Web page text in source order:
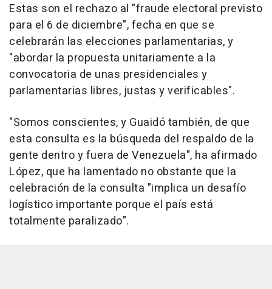
Estas son el rechazo al "fraude electoral previsto
para el 6 de diciembre", fecha en que se
celebrarán las elecciones parlamentarias, y
"abordar la propuesta unitariamente a la
convocatoria de unas presidenciales y
parlamentarias libres, justas y verificables".
"Somos conscientes, y Guaidó también, de que
esta consulta es la búsqueda del respaldo de la
gente dentro y fuera de Venezuela", ha afirmado
López, que ha lamentado no obstante que la
celebración de la consulta "implica un desafío
logístico importante porque el país está
totalmente paralizado".